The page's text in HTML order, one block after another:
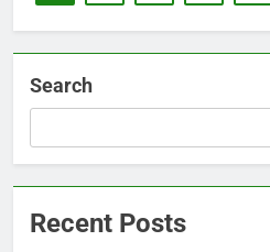
Search
Recent Posts